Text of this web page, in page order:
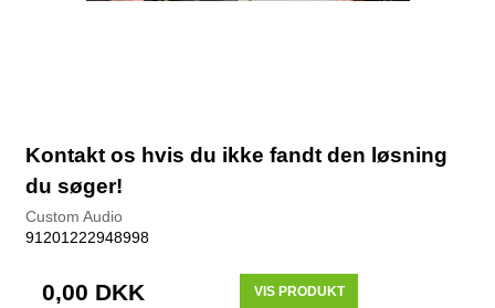
Kontakt os hvis du ikke fandt den løsning
du søger!
Custom Audio
91201222948998
0,00 DKK VIS PRODUKT